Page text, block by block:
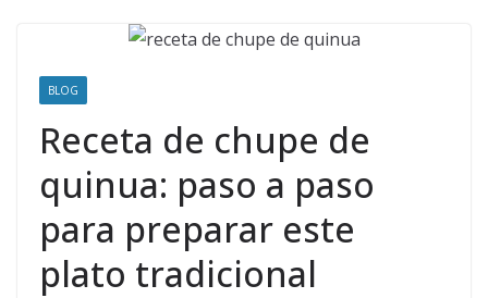
BLOG
Receta de chupe de
quinua: paso a paso
para preparar este
plato tradicional